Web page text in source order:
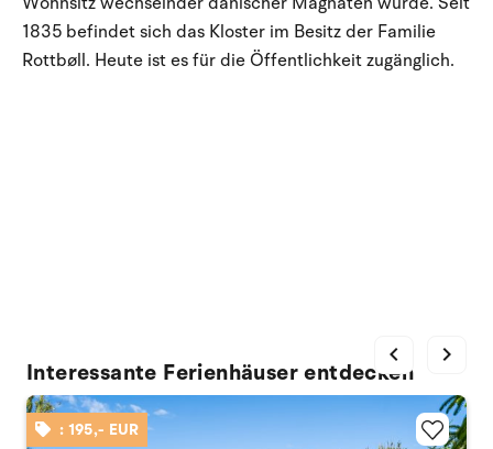
1835 befindet sich das Kloster im Besitz der Familie
Rottbøll. Heute ist es für die Öffentlichkeit zugänglich.
Interessante Ferienhäuser entdecken
: 195,- EUR
chevron_left chevron_right